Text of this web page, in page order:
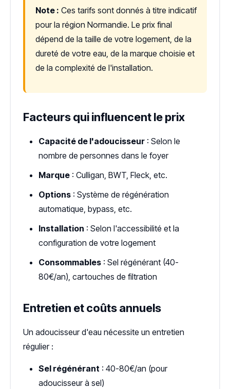
Note : Ces tarifs sont donnés à titre indicatif
pour la région Normandie. Le prix final
dépend de la taille de votre logement, de la
dureté de votre eau, de la marque choisie et
de la complexité de l'installation.
Facteurs qui influencent le prix
Capacité de l'adoucisseur : Selon le
nombre de personnes dans le foyer
Marque : Culligan, BWT, Fleck, etc.
Options : Système de régénération
automatique, bypass, etc.
Installation : Selon l'accessibilité et la
configuration de votre logement
Consommables : Sel régénérant (40-
80€/an), cartouches de filtration
Entretien et coûts annuels
Un adoucisseur d'eau nécessite un entretien
régulier :
Sel régénérant : 40-80€/an (pour
adoucisseur à sel)